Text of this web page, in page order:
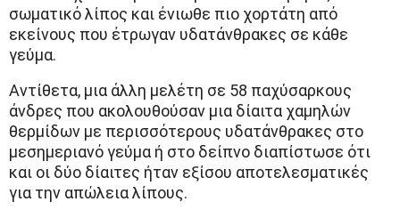
σωματικό λίπος και ένιωθε πιο χορτάτη από
εκείνους που έτρωγαν υδατάνθρακες σε κάθε
γεύμα.
Αντίθετα, μια άλλη μελέτη σε 58 παχύσαρκους
άνδρες που ακολουθούσαν μια δίαιτα χαμηλών
θερμίδων με περισσότερους υδατάνθρακες στο
μεσημεριανό γεύμα ή στο δείπνο διαπίστωσε ότι
και οι δύο δίαιτες ήταν εξίσου αποτελεσματικές
για την απώλεια λίπους.